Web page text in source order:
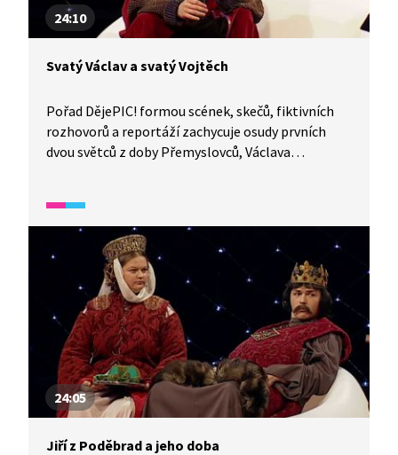
24:10
Svatý Václav a svatý Vojtěch
Pořad DějePIC! formou scének, skečů, fiktivních
rozhovorů a reportáží zachycuje osudy prvních
dvou světců z doby Přemyslovců, Václava
24:05
Jiří z Poděbrad a jeho doba